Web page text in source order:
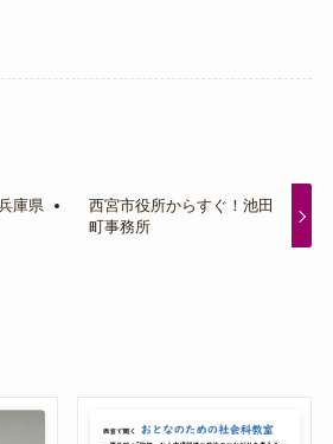
庫県
西宮市役所からすぐ！池田
町事務所